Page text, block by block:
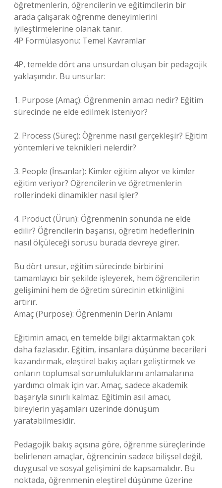
öğretmenlerin, öğrencilerin ve eğitimcilerin bir
arada çalışarak öğrenme deneyimlerini
iyileştirmelerine olanak tanır.
4P Formülasyonu: Temel Kavramlar
4P, temelde dört ana unsurdan oluşan bir pedagojik
yaklaşımdır. Bu unsurlar:
1. Purpose (Amaç): Öğrenmenin amacı nedir? Eğitim
sürecinde ne elde edilmek isteniyor?
2. Process (Süreç): Öğrenme nasıl gerçekleşir? Eğitim
yöntemleri ve teknikleri nelerdir?
3. People (İnsanlar): Kimler eğitim alıyor ve kimler
eğitim veriyor? Öğrencilerin ve öğretmenlerin
rollerindeki dinamikler nasıl işler?
4. Product (Ürün): Öğrenmenin sonunda ne elde
edilir? Öğrencilerin başarısı, öğretim hedeflerinin
nasıl ölçüleceği sorusu burada devreye girer.
Bu dört unsur, eğitim sürecinde birbirini
tamamlayıcı bir şekilde işleyerek, hem öğrencilerin
gelişimini hem de öğretim sürecinin etkinliğini
artırır.
Amaç (Purpose): Öğrenmenin Derin Anlamı
Eğitimin amacı, en temelde bilgi aktarmaktan çok
daha fazlasıdır. Eğitim, insanlara düşünme becerileri
kazandırmak, eleştirel bakış açıları geliştirmek ve
onların toplumsal sorumluluklarını anlamalarına
yardımcı olmak için var. Amaç, sadece akademik
başarıyla sınırlı kalmaz. Eğitimin asıl amacı,
bireylerin yaşamları üzerinde dönüşüm
yaratabilmesidir.
Pedagojik bakış açısına göre, öğrenme süreçlerinde
belirlenen amaçlar, öğrencinin sadece bilişsel değil,
duygusal ve sosyal gelişimini de kapsamalıdır. Bu
noktada, öğrenmenin eleştirel düşünme üzerine